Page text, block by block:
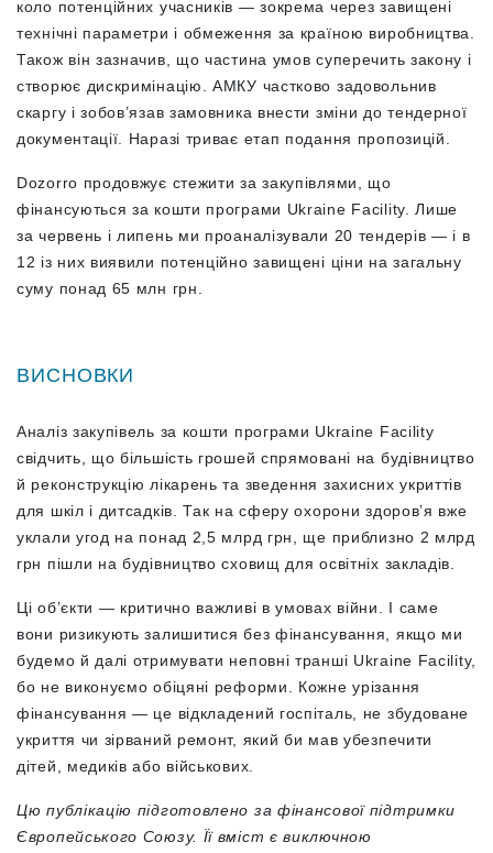
коло потенційних учасників — зокрема через завищені
технічні параметри і обмеження за країною виробництва.
Також він зазначив, що частина умов суперечить закону і
створює дискримінацію. АМКУ частково задовольнив
скаргу і зобов’язав замовника внести зміни до тендерної
документації. Наразі триває етап подання пропозицій.
Dozorro продовжує стежити за закупівлями, що
фінансуються за кошти програми Ukraine Facility.Лише
за червень і липень ми проаналізували 20 тендерів — і в
12 із них виявили потенційно завищені ціни на загальну
суму понад 65 млн грн.
ВИСНОВКИ
Аналіз закупівель за кошти програми Ukraine Facility
свідчить, що більшість грошей спрямовані на будівництво
й реконструкцію лікарень та зведення захисних укриттів
для шкіл і дитсадків. Так на сферу охорони здоров’я вже
уклали угод на понад 2,5 млрд грн, ще приблизно 2 млрд
грн пішли на будівництво сховищ для освітніх закладів.
Ці об’єкти — критично важливі в умовах війни. І саме
вони ризикують залишитися без фінансування, якщо ми
будемо й далі отримувати неповні транші Ukraine Facility,
бо не виконуємо обіцяні реформи. Кожне урізання
фінансування — це відкладений госпіталь, не збудоване
укриття чи зірваний ремонт, який би мав убезпечити
дітей, медиків або військових.
Цю публікацію підготовлено за фінансової підтримки
Європейського Союзу. Її вміст є виключною